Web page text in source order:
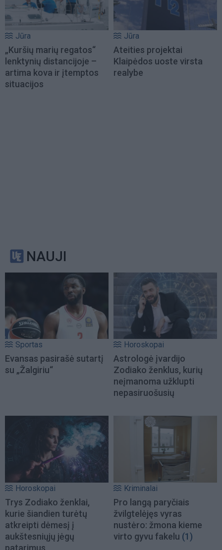
Jūra
„Kuršių marių regatos“
lenktynių distancijoje –
artima kova ir įtemptos
situacijos
Jūra
Ateities projektai
Klaipėdos uoste virsta
realybe
NAUJI
Sportas
Evansas pasirašė sutartį
su „Žalgiriu“
Horoskopai
Astrologė įvardijo
Zodiako ženklus, kurių
neįmanoma užklupti
nepasiruošusių
Horoskopai
Trys Zodiako ženklai,
kurie šiandien turėtų
atkreipti dėmesį į
aukštesniųjų jėgų
patarimus
Kriminalai
Pro langą paryčiais
žvilgtelėjęs vyras
nustėro: žmona kieme
virto gyvu fakelu (1)